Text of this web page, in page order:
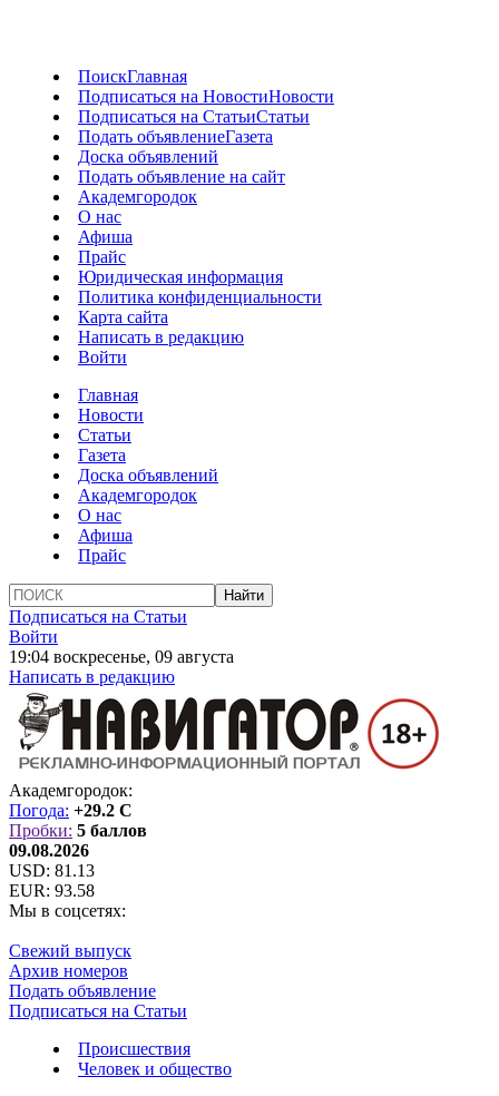
ПоискГлавная
Подписаться на НовостиНовости
Подписаться на СтатьиСтатьи
Подать объявлениеГазета
Доска объявлений
Подать объявление на сайт
Академгородок
О нас
Афиша
Прайс
Юридическая информация
Политика конфиденциальности
Карта сайта
Написать в редакцию
Войти
Главная
Новости
Статьи
Газета
Доска объявлений
Академгородок
О нас
Афиша
Прайс
Подписаться на Статьи
Войти
19:04 воскресенье, 09 августа
Написать в редакцию
Академгородок:
Погода: +29.2 C
Пробки: 5 баллов
09.08.2026
USD: 81.13
EUR: 93.58
Мы в соцсетях:
Свежий выпуск
Архив номеров
Подать объявление
Подписаться на Статьи
Происшествия
Человек и общество